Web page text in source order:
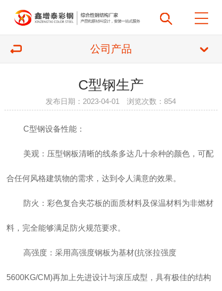
公司产品
C型钢生产
发布日期：2023-04-01 浏览次数：854
C型钢设备性能：
美观：压型钢板清晰的线条多达几十余种的颜色，可配
合任何风格建筑物的需求，达到令人满意的效果。
防火：彩色复合夹芯板的面质材料及保温材料为非燃材
料，完全能够满足防火规范要求。
高强度：采用高强度钢板为基材(抗张拉强度
5600KG/CM)再加上先进设计与滚压成型，具有极佳的结构